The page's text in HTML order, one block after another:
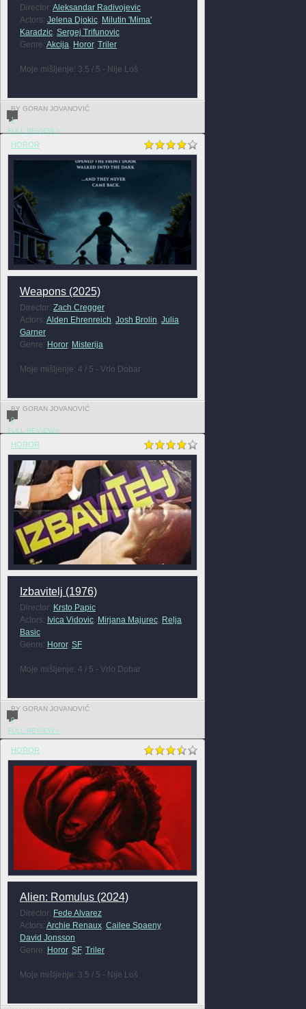
Director: Aleksandar Radivojevic
Actors: Jelena Djokic, Milutin 'Mima'
Karadzic, Sergej Trifunovic
Genre: Akcija Horor, Triler
Moje mišljenje: 3.5 / 5 - Nije Loš
BY GORAN JOVANOVIĆ
1
FULL REVIEW »
HOROR
Weapons (2025)
Director: Zach Cregger
Actors: Alden Ehrenreich Josh Brolin Julia
Garner
Genre: Horor, Misterija
Moje mišljenje: 4 / 5 - Vrlo Dobar
BY GORAN JOVANOVIĆ
0
FULL REVIEW »
HOROR
Izbavitelj (1976)
Director: Krsto Papic
Actors: Ivica Vidovic, Mirjana Majurec, Relja
Basic
Genre: Horor, SF
Moje mišljenje: 4 / 5 - Vrlo Dobar
BY GORAN JOVANOVIĆ
0
FULL REVIEW »
HOROR
Alien: Romulus (2024)
Director: Fede Alvarez
Actors: Archie Renaux, Cailee Spaeny,
David Jonsson
Genre: Horor, SF, Triler
Moje mišljenje: 3.5 / 5 - Nije Loš